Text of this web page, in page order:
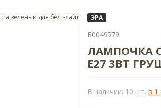
ЭРА
Б0049579
ЛАМПОЧКА
Е27 3ВТ
В наличии: 10 шт. в 1